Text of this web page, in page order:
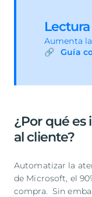
Aumenta
Guía
¿Por qué
al cliente?
Automatizar la
de Microsoft, el
compra. Sin